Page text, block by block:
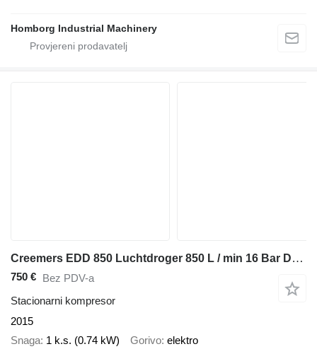
Homborg Industrial Machinery
Creemers EDD 850 Luchtdroger 850 L / min 16 Bar Droger Dryer
750 € Bez PDV-a
Stacionarni kompresor
2015
Snaga 1 k.s. (0.74 kW) Gorivo elektro